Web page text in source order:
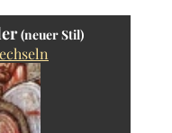
(neuer Stil)